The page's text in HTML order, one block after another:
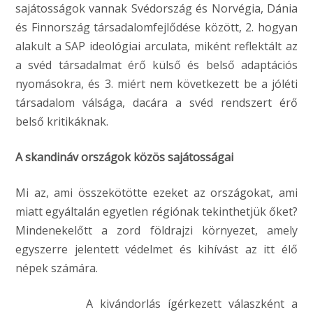
sajátosságok vannak Svédország és Norvégia, Dánia
és Finnország társadalomfejlődése között, 2. hogyan
alakult a SAP ideológiai arculata, miként reflektált az
a svéd társadalmat érő külső és belső adaptációs
nyomásokra, és 3. miért nem következett be a jóléti
társadalom válsága, dacára a svéd rendszert érő
belső kritikáknak.
A skandináv országok közös sajátosságai
Mi az, ami összekötötte ezeket az országokat, ami
miatt egyáltalán egyetlen régiónak tekinthetjük őket?
Mindenekelőtt a zord földrajzi környezet, amely
egyszerre jelentett védelmet és kihívást az itt élő
népek számára.
A kivándorlás ígérkezett válaszként a